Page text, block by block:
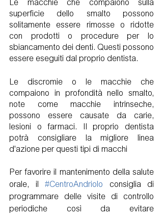
Le macchie che compaiono sulla
superficie dello smalto possono
solitamente essere rimosse o ridotte
con prodotti o procedure per lo
sbiancamento dei denti. Questi possono
essere eseguiti dal proprio dentista.
Le discromie o le macchie che
compaiono in profondità nello smalto,
note come macchie intrinseche,
possono essere causate da carie,
lesioni o farmaci. Il proprio dentista
potrà consigliare la migliore linea
d'azione per questi tipi di macchi
Per favorire il mantenimento della salute
orale, il
#CentroAndriolo consiglia di
programmare delle visite di controllo
periodiche così da evitare